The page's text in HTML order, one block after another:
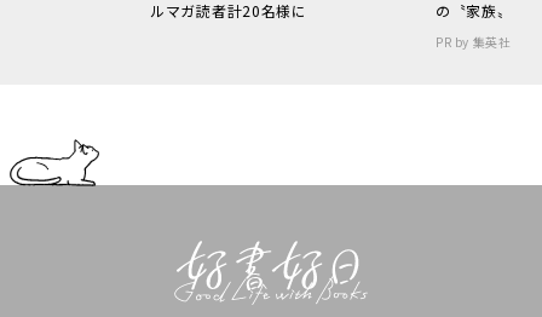
ルマガ読者計20名様に
の〝家族〟
PR by 集英社